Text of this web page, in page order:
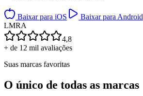
Baixar para iOS
Baixar para Android
LMRA
4,8
+ de 12 mil avaliações
Suas marcas favoritas
O único de todas as marcas